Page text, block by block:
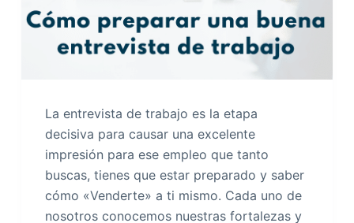
La entrevista de trabajo es la etapa
decisiva para causar una excelente
impresión para ese empleo que tanto
buscas, tienes que estar preparado y saber
cómo «Venderte» a ti mismo. Cada uno de
nosotros conocemos nuestras fortalezas y